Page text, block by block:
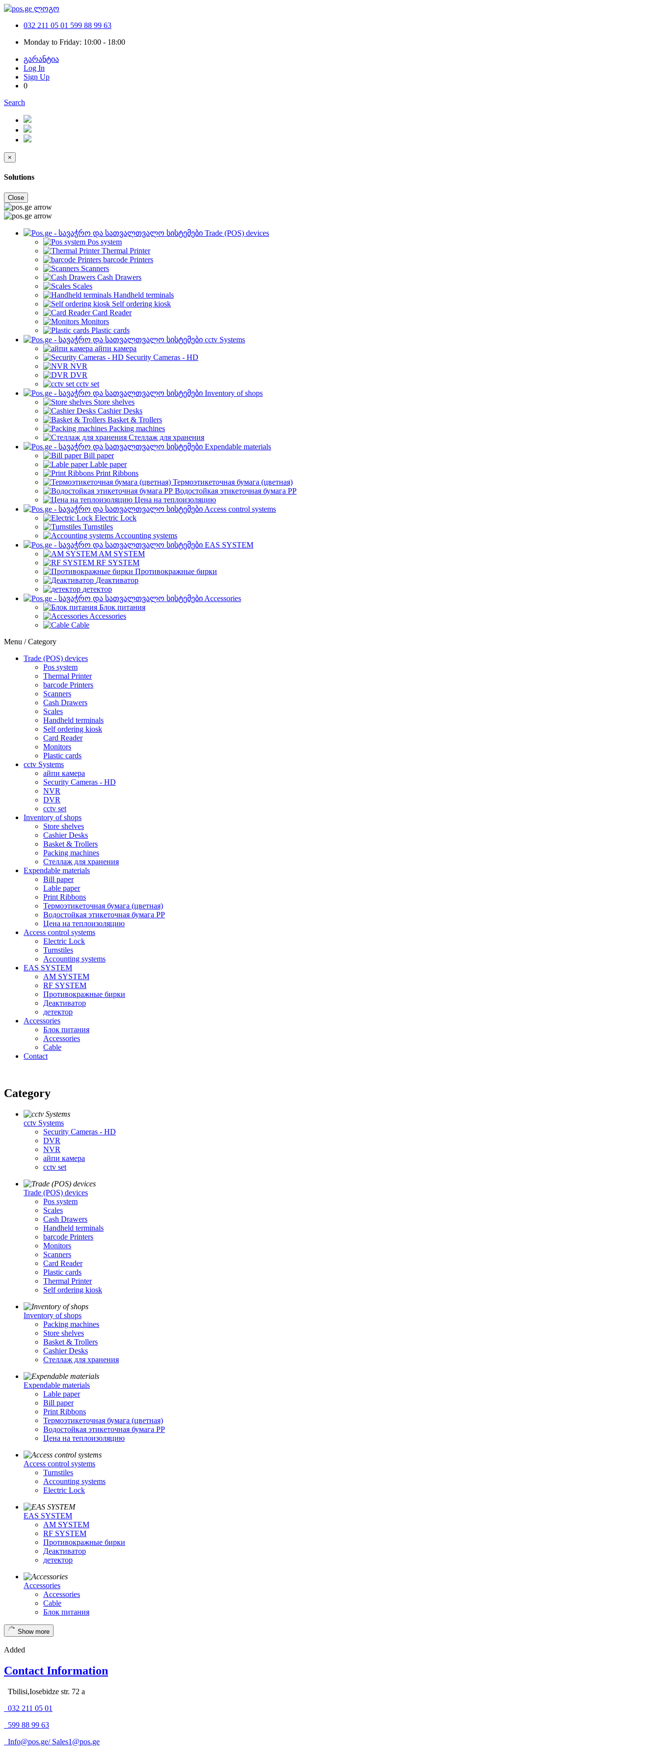
032 211 05 01 599 88 99 63
Monday to Friday: 10:00 - 18:00
გარანტია
Log In
Sign Up
0
Search
×
Solutions
Close
Trade (POS) devices
Pos system
Thermal Printer
barcode Printers
Scanners
Cash Drawers
Scales
Handheld terminals
Self ordering kiosk
Card Reader
Monitors
Plastic cards
cctv Systems
айпи камера
Security Cameras - HD
NVR
DVR
cctv set
Inventory of shops
Store shelves
Cashier Desks
Basket & Trollers
Packing machines
Стеллаж для хранения
Expendable materials
Bill paper
Lable paper
Print Ribbons
Термоэтикеточная бумага (цветная)
Водостойкая этикеточная бумага PP
Цена на теплоизоляцию
Access control systems
Electric Lock
Turnstiles
Accounting systems
EAS SYSTEM
AM SYSTEM
RF SYSTEM
Противокражные бирки
Деактиватор
детектор
Accessories
Блок питания
Accessories
Cable
Menu / Category
Trade (POS) devices
Pos system
Thermal Printer
barcode Printers
Scanners
Cash Drawers
Scales
Handheld terminals
Self ordering kiosk
Card Reader
Monitors
Plastic cards
cctv Systems
айпи камера
Security Cameras - HD
NVR
DVR
cctv set
Inventory of shops
Store shelves
Cashier Desks
Basket & Trollers
Packing machines
Стеллаж для хранения
Expendable materials
Bill paper
Lable paper
Print Ribbons
Термоэтикеточная бумага (цветная)
Водостойкая этикеточная бумага PP
Цена на теплоизоляцию
Access control systems
Electric Lock
Turnstiles
Accounting systems
EAS SYSTEM
AM SYSTEM
RF SYSTEM
Противокражные бирки
Деактиватор
детектор
Accessories
Блок питания
Accessories
Cable
Contact
Category
cctv Systems
Security Cameras - HD
DVR
NVR
айпи камера
cctv set
Trade (POS) devices
Pos system
Scales
Cash Drawers
Handheld terminals
barcode Printers
Monitors
Scanners
Card Reader
Plastic cards
Thermal Printer
Self ordering kiosk
Inventory of shops
Packing machines
Store shelves
Basket & Trollers
Cashier Desks
Стеллаж для хранения
Expendable materials
Lable paper
Bill paper
Print Ribbons
Термоэтикеточная бумага (цветная)
Водостойкая этикеточная бумага PP
Цена на теплоизоляцию
Access control systems
Turnstiles
Accounting systems
Electric Lock
EAS SYSTEM
AM SYSTEM
RF SYSTEM
Противокражные бирки
Деактиватор
детектор
Accessories
Accessories
Cable
Блок питания
Show more
Added
Contact Information
Tbilisi,Iosebidze str. 72 a
032 211 05 01
599 88 99 63
Info@pos.ge/ Sales1@pos.ge